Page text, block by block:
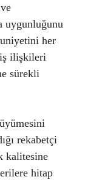
uygunluğunu
her
iş ilişkileri
sürekli
rekabetçi
kalitesine
hitap